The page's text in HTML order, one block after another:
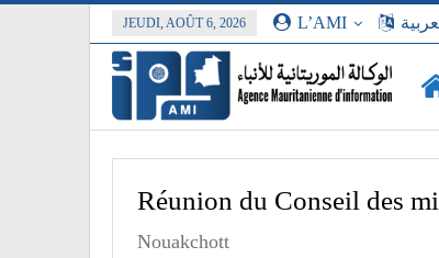
JEUDI, AOÛT 6, 2026 L’AMI
Réunion du Conseil des
Nouakchott